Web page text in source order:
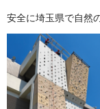
安全に埼玉県で自然